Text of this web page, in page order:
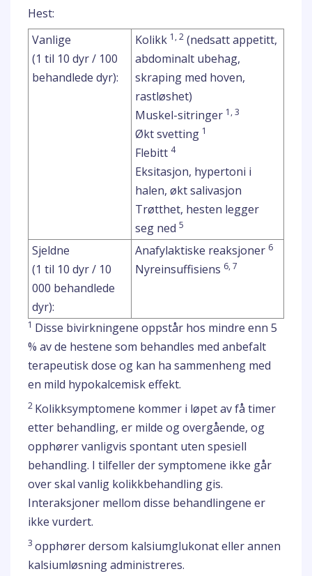
Hest:
Vanlige
(1 til 10 dyr / 100
behandlede dyr):
Kolikk 1, 2 (nedsatt appetitt,
abdominalt ubehag,
skraping med hoven,
rastløshet)
Muskel-sitringer 1, 3
Økt svetting 1
Flebitt 4
Eksitasjon, hypertoni i
halen, økt salivasjon
Trøtthet, hesten legger
seg ned 5
Sjeldne
(1 til 10 dyr / 10
000 behandlede
dyr):
Anafylaktiske reaksjoner 6
Nyreinsuffisiens 6, 7
1 Disse bivirkningene oppstår hos mindre enn 5
% av de hestene som behandles med anbefalt
terapeutisk dose og kan ha sammenheng med
en mild hypokalcemisk effekt.
2 Kolikksymptomene kommer i løpet av få timer
etter behandling, er milde og overgående, og
opphører vanligvis spontant uten spesiell
behandling. I tilfeller der symptomene ikke går
over skal vanlig kolikkbehandling gis.
Interaksjoner mellom disse behandlingene er
ikke vurdert.
3 opphører dersom kalsiumglukonat eller annen
kalsiumløsning administreres.